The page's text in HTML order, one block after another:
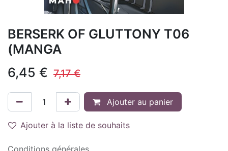
BERSERK OF GLUTTONY T06
(MANGA
6,45 € 7,17€
Ajouter au panier
Ajouter à la liste de souhaits
Conditions générales